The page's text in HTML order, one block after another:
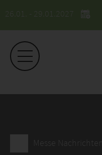
26.01. - 29.01.2027
Messe Nachrichten